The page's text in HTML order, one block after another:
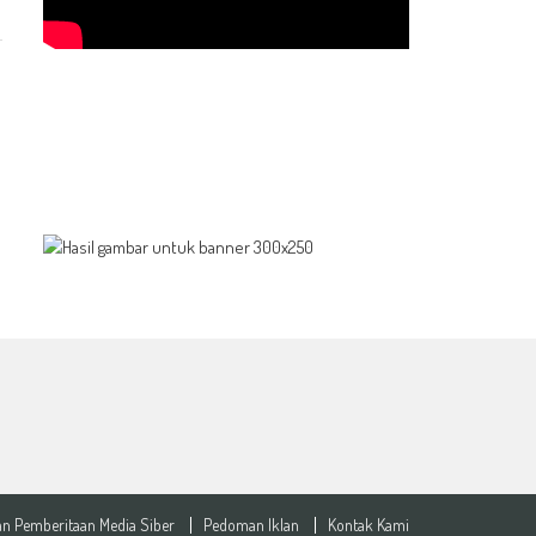
Pemberitaan Media Siber Pedoman Iklan Kontak Kami